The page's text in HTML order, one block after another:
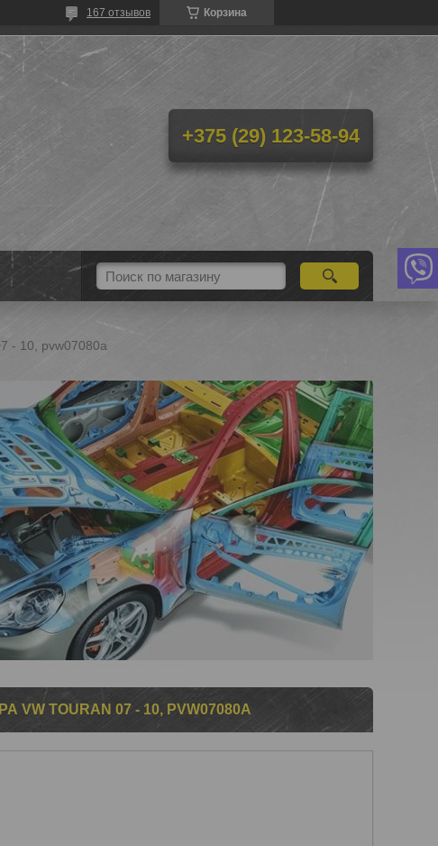
Корзина
167 отзывов
+375 (29) 123-58-94
- 10, pvw07080a
TOURAN 07 - 10, PVW07080A